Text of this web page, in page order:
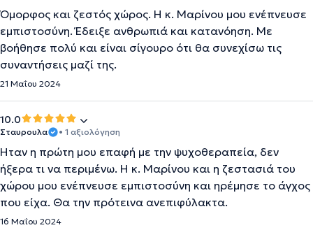
Όμορφος και ζεστός χώρος. Η κ. Μαρίνου μου ενέπνευσε
εμπιστοσύνη. Έδειξε ανθρωπιά και κατανόηση. Με
βοήθησε πολύ και είναι σίγουρο ότι θα συνεχίσω τις
συναντήσεις μαζί της.
21 Μαΐου 2024
10.0
Σταυρουλα • 1 αξιολόγηση
Ηταν η πρώτη μου επαφή με την ψυχοθεραπεία, δεν
ήξερα τι να περιμένω. Η κ. Μαρίνου και η ζεστασιά του
χώρου μου ενέπνευσε εμπιστοσύνη και ηρέμησε το άγχος
που είχα. Θα την πρότεινα ανεπιφύλακτα.
16 Μαΐου 2024